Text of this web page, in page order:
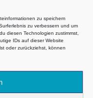
zu speichern
zu verbessern und um
diesen Technologien zustimmst,
IDs auf dieser Website
oder zurückziehst, können
(AVG)